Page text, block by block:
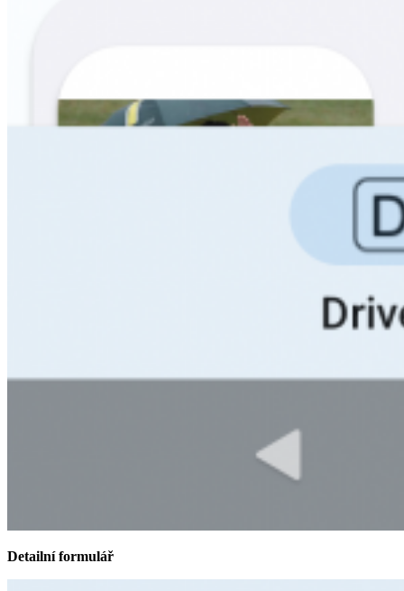
Detailní formulář